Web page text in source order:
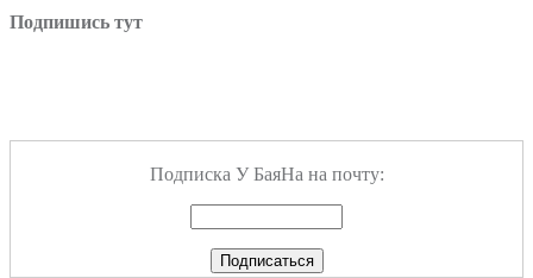
Подпишись тут
Подписка У БаяНа на почту: